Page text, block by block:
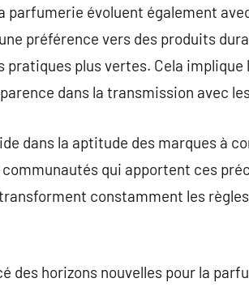
parfumerie évoluent également
préférence vers des produits
plus vertes. Cela implique
dans la transmission avec
dans la aptitude des marques à
qui apportent ces
constamment les
des horizons nouvelles pour la